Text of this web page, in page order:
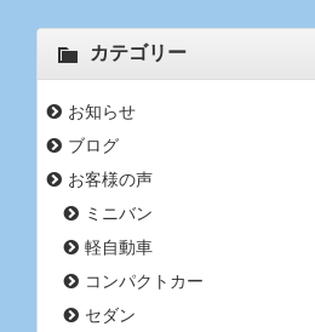
カテゴリー
お知らせ
ブログ
お客様の声
ミニバン
軽自動車
コンパクトカー
セダン